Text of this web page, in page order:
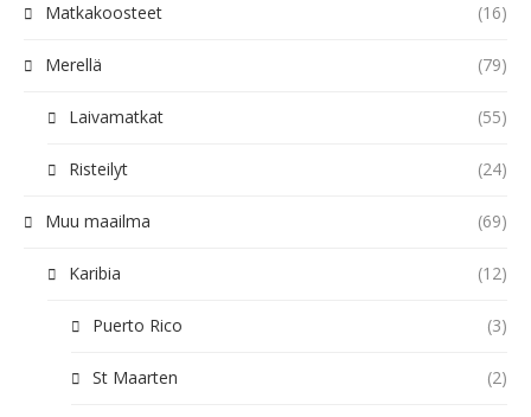
Matkakoosteet (16)
Merellä (79)
Laivamatkat (55)
Risteilyt (24)
Muu maailma (69)
Karibia (12)
Puerto Rico (3)
St Maarten (2)